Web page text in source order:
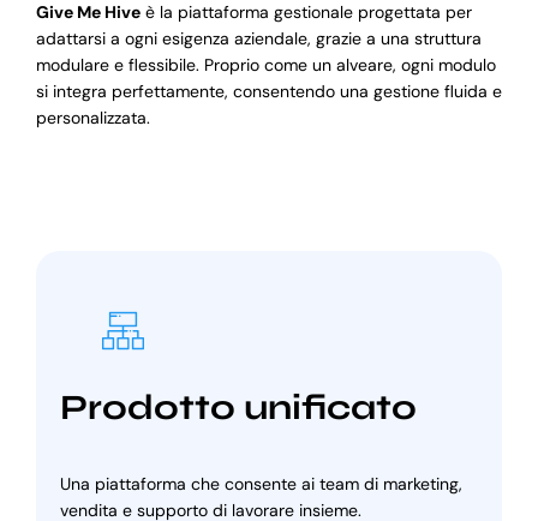
Give Me Hiveè la piattaforma gestionale progettata per
adattarsi a ogni esigenza aziendale, grazie a una struttura
modulare e flessibile. Proprio come un alveare, ogni modulo
si integra perfettamente, consentendo una gestione fluida e
personalizzata.
Prodotto unificato
Una piattaforma che consente ai team di marketing,
vendita e supporto di lavorare insieme.